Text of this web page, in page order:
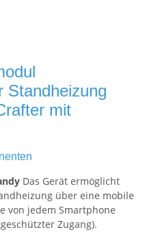
Standheizung
mit
Das Gerät ermöglicht
über eine mobile
von jedem Smartphone
Zugang).